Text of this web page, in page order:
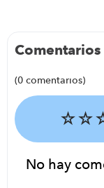
☆☆
(0 comentarios)
No hay